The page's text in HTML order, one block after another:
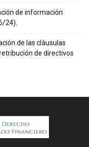
de información
24).
de las cláusulas
de directivos